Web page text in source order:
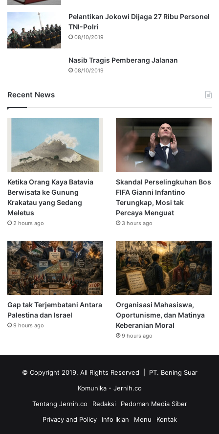
Pelantikan Jokowi Dijaga 27 Ribu Personel
TNI-Polri
08/10/2019
Nasib Tragis Pemberang Jalanan
08/10/2019
Recent News
Ketika Orang Kaya Batavia
Berwisata ke Gunung
Krakatau yang Sedang
Meletus
2 hours ago
Skandal Perselingkuhan Bos
FIFA Gianni Infantino
Terungkap, Mosi tak
Percaya Menguat
3 hours ago
Gap tak Terjembatani Antara
Palestina dan Israel
9 hours ago
Organisasi Mahasiswa,
Oportunisme, dan Matinya
Keberanian Moral
9 hours ago
© Copyright 2019, All Rights Reserved | PT. Bening Suar
Komunika - Jernih.co
Tentang Jernih.co
Redaksi
Pedoman Media Siber
Privacy and Policy
Info Iklan Menu Kontak